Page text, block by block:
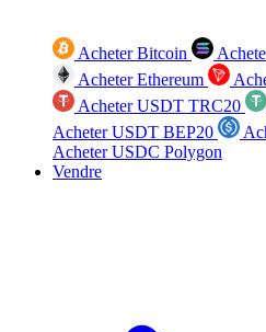
Acheter Bitcoin
Acheter Ethereum
Acheter USDT TRC20
Acheter USDT BEP20
Acheter USDC Polygon
Vendre